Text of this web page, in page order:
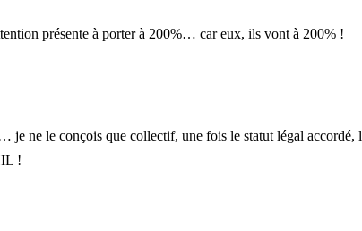
présente à porter à 200%… car eux, ils vont à 200% !
je ne le conçois que collectif, une fois le statut légal
!